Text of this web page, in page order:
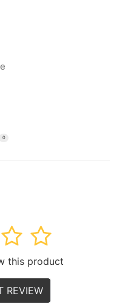
0
5
4
this product
REVIEW